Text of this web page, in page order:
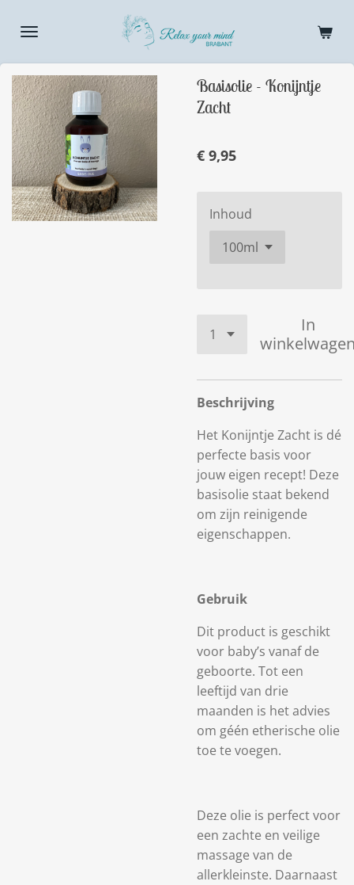
direct
de
hoofdinhoud
Basisolie - Konijntje
Zacht
€ 9,95
Inhoud
In
Beschrijving
Het Konijntje Zacht is dé
perfecte basis voor
jouw eigen recept! Deze
basisolie staat bekend
om zijn reinigende
eigenschappen.
Gebruik
Dit product is geschikt
voor baby’s vanaf de
geboorte. Tot een
leeftijd van drie
maanden is het advies
om géén etherische olie
toe te voegen.
Deze olie is perfect voor
een zachte en veilige
massage van de
allerkleinste. Daarnaast